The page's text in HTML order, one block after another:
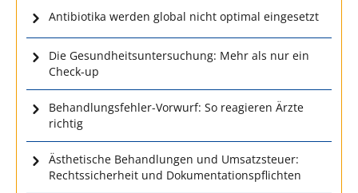
Antibiotika werden global nicht optimal eingesetzt
Die Gesundheitsuntersuchung: Mehr als nur ein
Check-up
Behandlungsfehler-Vorwurf: So reagieren Ärzte
richtig
Ästhetische Behandlungen und Umsatzsteuer:
Rechtssicherheit und Dokumentationspflichten